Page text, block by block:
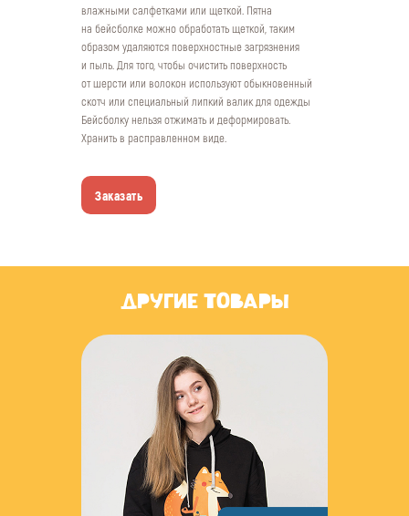
влажными салфетками или щеткой. Пятна
на бейсболке можно обработать щеткой, таким
образом удаляются поверхностные загрязнения
и пыль. Для того, чтобы очистить поверхность
от шерсти или волокон используют обыкновенный
скотч или специальный липкий валик для одежды
Бейсболку нельзя отжимать и деформировать.
Хранить в расправленном виде.
Заказать
ДРУГИЕ ТОВАРЫ